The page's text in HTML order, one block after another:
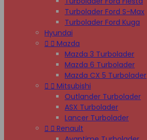
Turbolader Ford S-Max
Turbolader Ford Kuga
Hyundai
  Mazda
Mazda 3 Turbolader
Mazda 6 Turbolader
Mazda CX 5 Turbolader
  Mitsubishi
Outlander Turbolader
ASX Turbolader
Lancer Turbolader
  Renault